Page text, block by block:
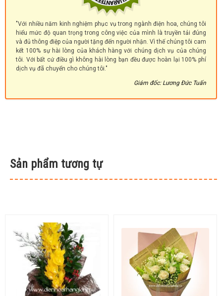
"Với nhiều năm kinh nghiệm phục vụ trong ngành điện hoa, chúng tôi
hiểu mức độ quan trọng trong công việc của mình là truyền tải đúng
và đủ thông điệp của người tặng đến người nhận. Vì thế chúng tôi cam
kết 100% sự hài lòng của khách hàng với chúng dịch vụ của chúng
tôi. Với bất cứ điều gì không hài lòng bạn đều được hoàn lại 100% phí
dịch vụ đã chuyển cho chúng tôi."
Giám đốc: Lương Đức Tuấn
Sản phẩm tương tự